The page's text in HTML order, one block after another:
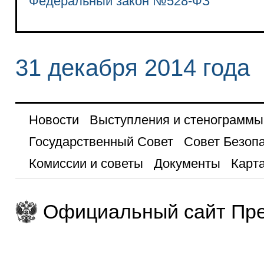
31 декабря 2014 года
Новости
Выступления и стенограммы
Государственный Совет
Совет
Комиссии и советы
Документы
Официальный сайт